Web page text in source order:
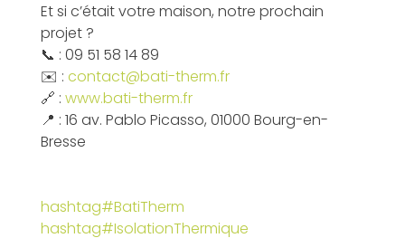
Et si c’était votre maison, notre prochain
projet ?
📞 : 09 51 58 14 89
✉️ : contact@bati-therm.fr
🔗 : www.bati-therm.fr
📍 : 16 av. Pablo Picasso, 01000 Bourg-en-
Bresse
hashtag#BatiTherm
hashtag#IsolationThermique